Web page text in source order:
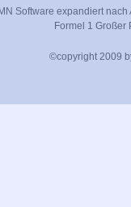
Software expandiert nach
Formel 1 Großer
©copyright 2009